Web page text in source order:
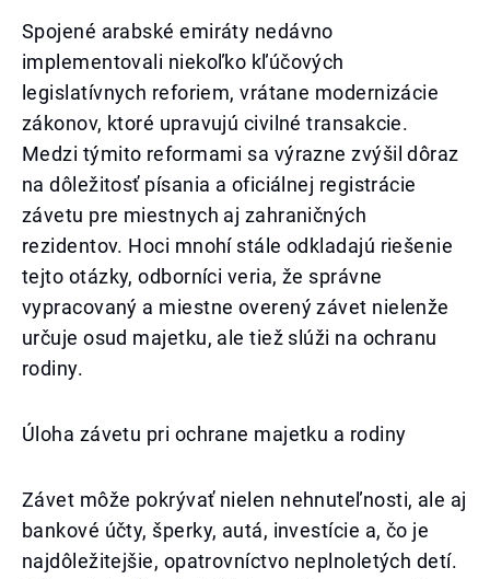
Spojené arabské emiráty nedávno
implementovali niekoľko kľúčových
legislatívnych reforiem, vrátane modernizácie
zákonov, ktoré upravujú civilné transakcie.
Medzi týmito reformami sa výrazne zvýšil dôraz
na dôležitosť písania a oficiálnej registrácie
závetu pre miestnych aj zahraničných
rezidentov. Hoci mnohí stále odkladajú riešenie
tejto otázky, odborníci veria, že správne
vypracovaný a miestne overený závet nielenže
určuje osud majetku, ale tiež slúži na ochranu
rodiny.
Úloha závetu pri ochrane majetku a rodiny
Závet môže pokrývať nielen nehnuteľnosti, ale aj
bankové účty, šperky, autá, investície a, čo je
najdôležitejšie, opatrovníctvo neplnoletých detí.